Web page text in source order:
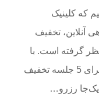
که کلینیک
آنلاین، تخفیف
گرفته است. با
استفاده از پکیج صبح‌گاهی شما می‌توانید برای 5 جلسه تخفیف
یک‌جا رزرو…